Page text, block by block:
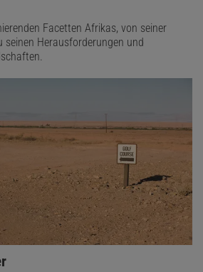
Facetten Afrikas, von seiner
seinen Herausforderungen und